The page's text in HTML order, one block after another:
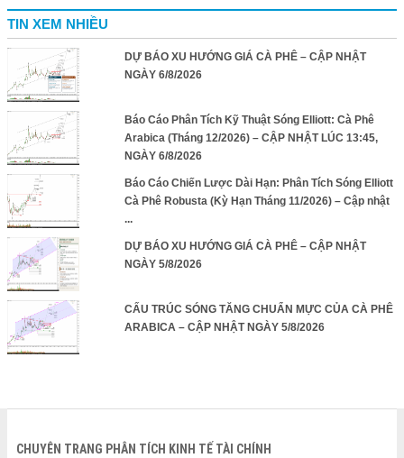
TIN XEM NHIỀU
DỰ BÁO XU HƯỚNG GIÁ CÀ PHÊ – CẬP NHẬT
NGÀY 6/8/2026
Báo Cáo Phân Tích Kỹ Thuật Sóng Elliott: Cà Phê
Arabica (Tháng 12/2026) – CẬP NHẬT LÚC 13:45,
NGÀY 6/8/2026
Báo Cáo Chiến Lược Dài Hạn: Phân Tích Sóng Elliott
Cà Phê Robusta (Kỳ Hạn Tháng 11/2026) – Cập nhật
...
DỰ BÁO XU HƯỚNG GIÁ CÀ PHÊ – CẬP NHẬT
NGÀY 5/8/2026
CẤU TRÚC SÓNG TĂNG CHUẨN MỰC CỦA CÀ PHÊ
ARABICA – CẬP NHẬT NGÀY 5/8/2026
CHUYÊN TRANG PHÂN TÍCH KINH TẾ TÀI CHÍNH